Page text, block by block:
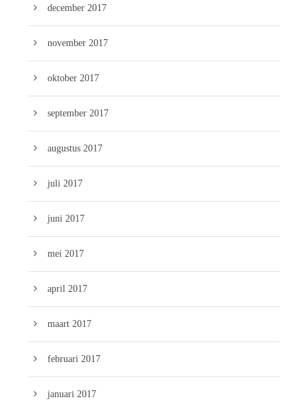
december 2017
november 2017
oktober 2017
september 2017
augustus 2017
juli 2017
juni 2017
mei 2017
april 2017
maart 2017
februari 2017
januari 2017